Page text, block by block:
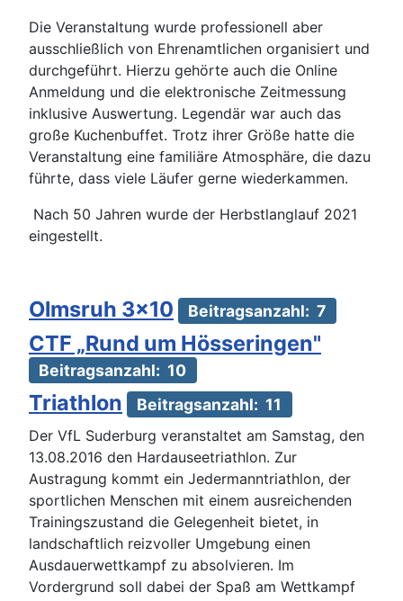
Die Veranstaltung wurde professionell aber
ausschließlich von Ehrenamtlichen organisiert und
durchgeführt. Hierzu gehörte auch die Online
Anmeldung und die elektronische Zeitmessung
inklusive Auswertung. Legendär war auch das
große Kuchenbuffet. Trotz ihrer Größe hatte die
Veranstaltung eine familiäre Atmosphäre, die dazu
führte, dass viele Läufer gerne wiederkammen.
Nach 50 Jahren wurde der Herbstlanglauf 2021
eingestellt.
Olmsruh 3x10 Beitragsanzahl: 7
CTF „Rund um Hösseringen"
Beitragsanzahl: 10
Triathlon Beitragsanzahl: 11
Der VfL Suderburg veranstaltet am Samstag, den
13.08.2016 den Hardauseetriathlon. Zur
Austragung kommt ein Jedermanntriathlon, der
sportlichen Menschen mit einem ausreichenden
Trainingszustand die Gelegenheit bietet, in
landschaftlich reizvoller Umgebung einen
Ausdauerwettkampf zu absolvieren. Im
Vordergrund soll dabei der Spaß am Wettkampf